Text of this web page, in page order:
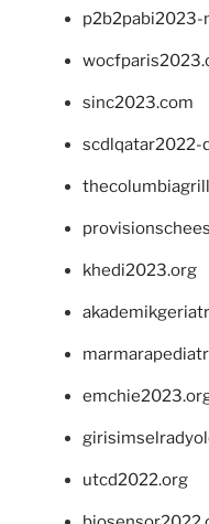
p2b2pabi2023-
sinc2023.com
scdlqatar2022-
khedi2023.org
utcd2022.org